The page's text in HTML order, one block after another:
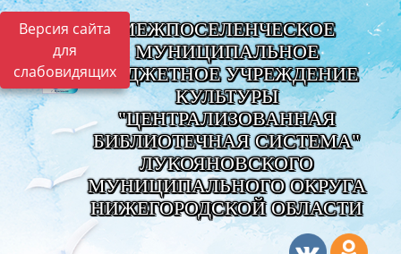
Версия сайта
для
слабовидящих
МЕЖПОСЕЛЕНЧЕСКОЕ
МУНИЦИПАЛЬНОЕ
БЮДЖЕТНОЕ УЧРЕЖДЕНИЕ
КУЛЬТУРЫ
"ЦЕНТРАЛИЗОВАННАЯ
БИБЛИОТЕЧНАЯ СИСТЕМА"
ЛУКОЯНОВСКОГО
МУНИЦИПАЛЬНОГО ОКРУГА
НИЖЕГОРОДСКОЙ ОБЛАСТИ